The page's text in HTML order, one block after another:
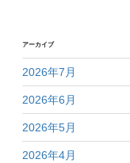
アーカイブ
2026年7月
2026年6月
2026年5月
2026年4月